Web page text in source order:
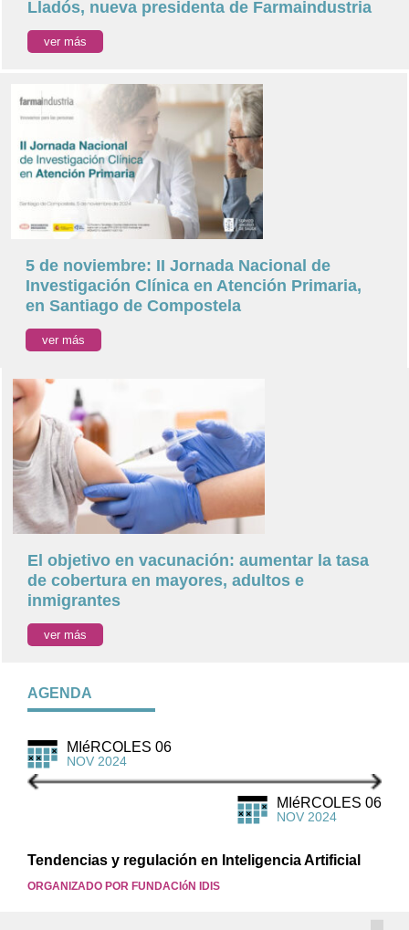
Lladós, nueva presidenta de Farmaindustria
ver más
5 de noviembre: II Jornada Nacional de
Investigación Clínica en Atención Primaria,
en Santiago de Compostela
ver más
El objetivo en vacunación: aumentar la tasa
de cobertura en mayores, adultos e
inmigrantes
ver más
AGENDA
MIéRCOLES 06
NOV 2024
MIéRCOLES 06
NOV 2024
Tendencias y regulación en Inteligencia Artificial
ORGANIZADO POR FUNDACIóN IDIS